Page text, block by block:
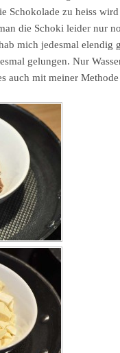
Schokolade zu heiss
die Schoki leider nur
mich jedesmal elendig
gelungen. Nur
auch mit meiner